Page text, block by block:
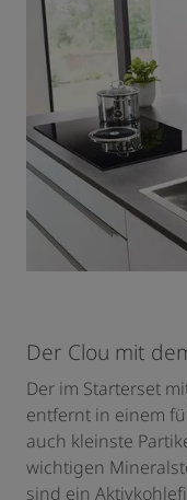
Der Clou mit
Der im Starterset
entfernt in einem
auch kleinste
wichtigen
sind ein